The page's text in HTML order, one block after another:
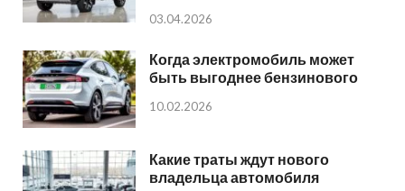
03.04.2026
Когда электромобиль может
быть выгоднее бензинового
10.02.2026
Какие траты ждут нового
владельца автомобиля